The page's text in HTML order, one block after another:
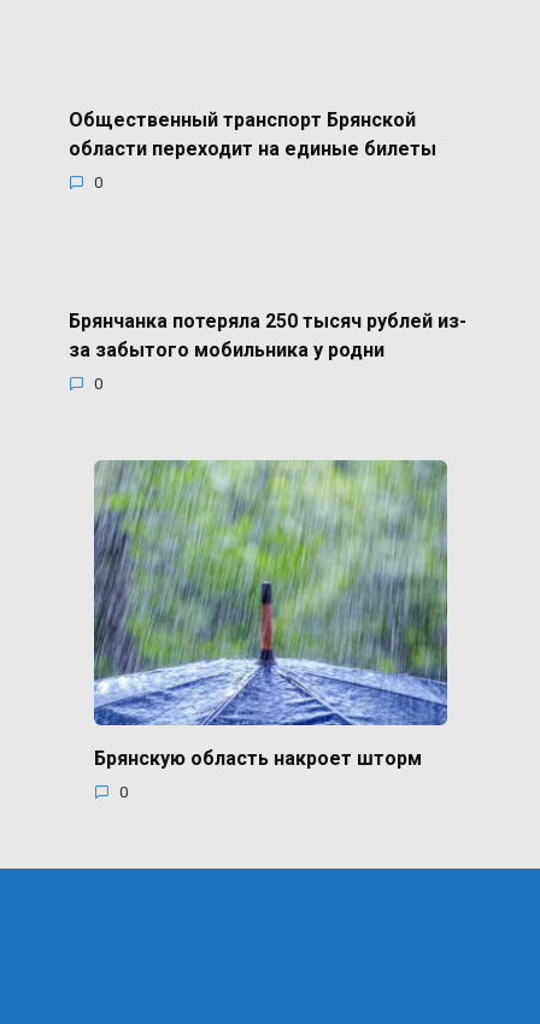
Общественный транспорт Брянской
области переходит на единые билеты
0
Брянчанка потеряла 250 тысяч рублей из-
за забытого мобильника у родни
0
Брянскую область накроет шторм
0